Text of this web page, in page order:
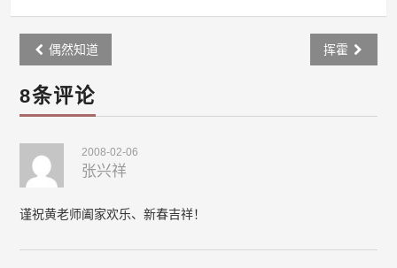
Post
navigation
偶然知道 挥霍
8条评论
2008-02-06
张兴祥
谨祝黄老师阖家欢乐、新春吉祥！